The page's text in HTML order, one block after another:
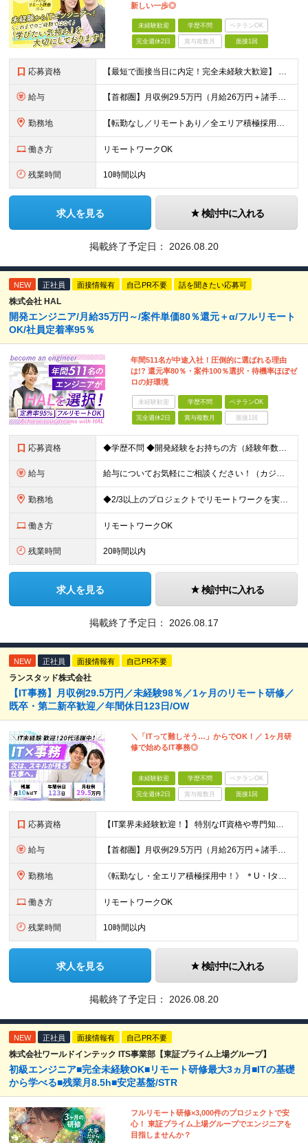
新しい一歩◎
未経験歓迎 学歴不問 ベテランOK
完全週休2日 賞与複数月 面接1回
応募資格 【最短で面接当日に内定！完全未経験大歓迎】 ・業種／職種未経験歓迎 ・社会人デビュー、第二新卒、既卒者大歓迎 ・学歴不問（文系、理系不問） ・20代～30代、男女問わず活躍中 ・服装、髪色自由 ・明確
給与 【首都圏】月収例29.5万円（月給26万円＋諸手当） 【東海・関西】月収例28.5万円（月給25万円＋諸手当） 【九州】月収例26万円（月給23万円＋諸手当） ※経験・スキル・前職給与を踏まえ、総合
勤務地 【転勤なし／リモートあり／全エリア積極採用】 ・大手企業のプロジェクト中心 ・勤務エリアや配属先は希望を考慮 ・研修はリモートメインで実施 ・UIターン歓迎 ＜主なエリア＞ ■首都圏…東京・神奈川・
働き方 リモートワークOK
残業時間 10時間以内
求人を見る 検討中に入れる
掲載終了予定日： 2026.08.20
NEW 正社員 面接情報有 自己PR不要 話を聞きたい応募可
株式会社 HAL
開発エンジニア/月給35万円～/案件単価80％還元＋α/フルリモート
OK/社員定着率95％
年間511名が中途入社！圧倒的に選ばれる理由
は!? 還元率80％・案件100％選択・待機率ほぼゼ
ロの好環境
未経験歓迎 学歴不問 ベテランOK
完全週休2日 賞与複数月 面接1回
応募資格 ◆学歴不問 ◆開発経験をお持ちの方（経験年数不問） ＜こんな方は大歓迎！＞ ◎今の収入をもっと増やしたい ◎もっと上流の案件で活躍したい ◎将来のキャリアにつながる案件に携わりたい ◎自分のやりたい
給与 給与についてお気軽にご相談ください！（カジュアル面談可能） 月給35万円～＋各種手当＋賞与2回 ※固定残業代は、時間外労働の有無に関わらず40時間分を87,500円～支給 ※超過分は別途支給 ※試用
勤務地 ◆2/3以上のプロジェクトでリモートワークを実施中！ ≪自社拠点≫ ・東京本社／東京都千代田区丸の内二丁目6番1号 丸の内パークビルディング6階 ・関西支社／⼤阪府⼤阪市中央区安⼟町2-3-13 ⼤
働き方 リモートワークOK
残業時間 20時間以内
求人を見る 検討中に入れる
掲載終了予定日： 2026.08.17
NEW 正社員 面接情報有 自己PR不要
ランスタッド株式会社
【IT事務】月収例29.5万円／未経験98％／1ヶ月のリモート研修／
既卒・第二新卒歓迎／年間休日123日/OW
＼「ITって難しそう…」からでOK！／ 1ヶ月研
修で始めるIT事務◎
未経験歓迎 学歴不問 ベテランOK
完全週休2日 賞与複数月 面接1回
応募資格 【IT業界未経験歓迎！】 特別なIT資格や専門知識は必要ありません。 ・学歴不問（文系・理系不問） ・第二新卒、既卒の方も歓迎 ・20代を中心に幅広い年代が活躍中 ・基本的なPC操作ができる方 ・タ
給与 【首都圏】月収例29.5万円（月給26万円＋諸手当） 【東海・関西】月収例28.5万円（月給25万円＋諸手当） 【九州】月収例26万円（月給23万円＋諸手当） ※経験・スキル・前職給与を踏まえ、総合
勤務地 《転勤なし・全エリア積極採用中！》 ＊U・Iターンも歓迎 ＊研修はオンライン実施 ★勤務エリアは下記よりお選びいただけます★ 【首都圏】東京・神奈川・千葉・埼玉 【東海】愛知 【関西】大阪、京都、兵庫
働き方 リモートワークOK
残業時間 10時間以内
求人を見る 検討中に入れる
掲載終了予定日： 2026.08.20
NEW 正社員 面接情報有 自己PR不要
株式会社ワールドインテック ITS事業部【東証プライム上場グループ】
初級エンジニア■完全未経験OK■リモート研修最大3ヵ月■ITの基礎
から学べる■残業月8.5h■安定基盤/STR
フルリモート研修×3,000件のプロジェクトで安
心！ 東証プライム上場グループでエンジニアを
目指しませんか？